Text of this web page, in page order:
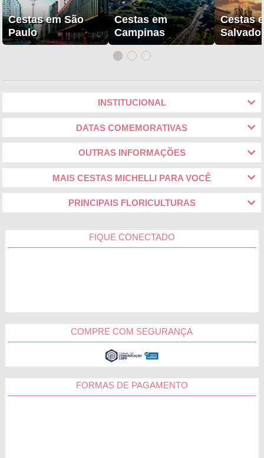
Cestas em São
Paulo
Cestas em
Campinas
Cestas
INSTITUCIONAL
DATAS COMEMORATIVAS
OUTRAS INFORMAÇÕES
MAIS CESTAS MICHELLI PARA VOCÊ
PRINCIPAIS FLORICULTURAS
FIQUE CONECTADO
COMPRE COM SEGURANÇA
FORMAS DE PAGAMENTO